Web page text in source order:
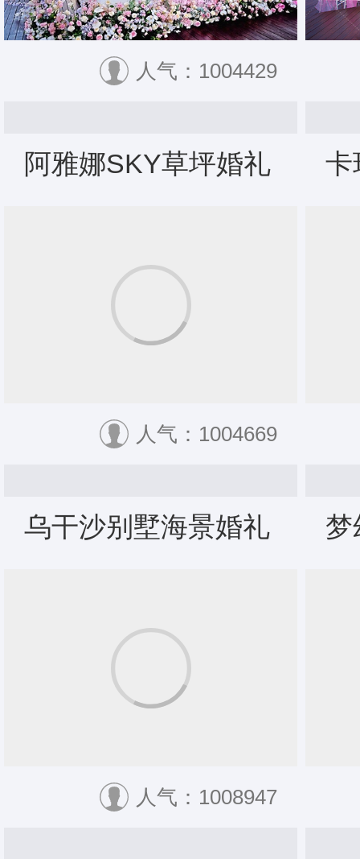
人气：1004429
阿雅娜SKY草坪婚礼
人气：1004669
卡
乌干沙别墅海景婚礼
人气：1008947
梦